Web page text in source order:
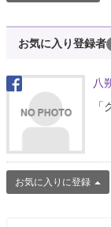
お気に入り登録者
八
お気に入りに登録